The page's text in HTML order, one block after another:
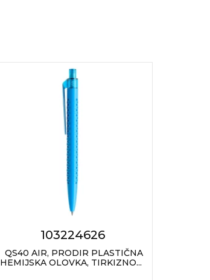
103224626
QS40 AIR, PRODIR PLASTIČNA
HEMIJSKA OLOVKA, TIRKIZNO...